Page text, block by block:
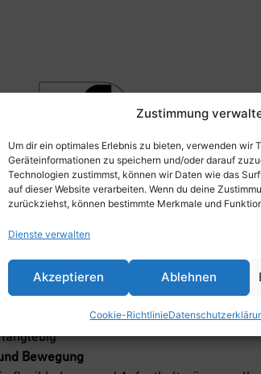
Zustimmung
Um dir ein optimales Erlebnis zu bieten, verwenden wir
Geräteinformationen zu speichern und/oder darauf
Technologien zustimmst, können wir Daten wie das
auf dieser Website verarbeiten. Wenn du deine
zurückziehst, können bestimmte Merkmale und
Dienste verwalten
Akzeptieren Ablehnen
Cookie-Richtlinie
für Kinderhände und flexible Räume
Schulalltag
Bewegung